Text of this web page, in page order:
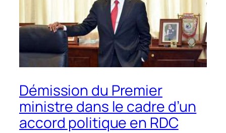
Démission du Premier
ministre dans le cadre d’un
accord politique en RDC